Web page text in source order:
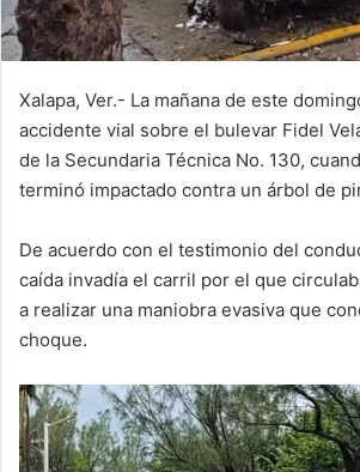
Xalapa, Ver.- La mañana de este
accidente vial sobre el bulevar Fidel
de la Secundaria Técnica No. 130,
terminó impactado contra un árbol de
De acuerdo con el testimonio del
caída invadía el carril por el que
a realizar una maniobra evasiva que
choque.